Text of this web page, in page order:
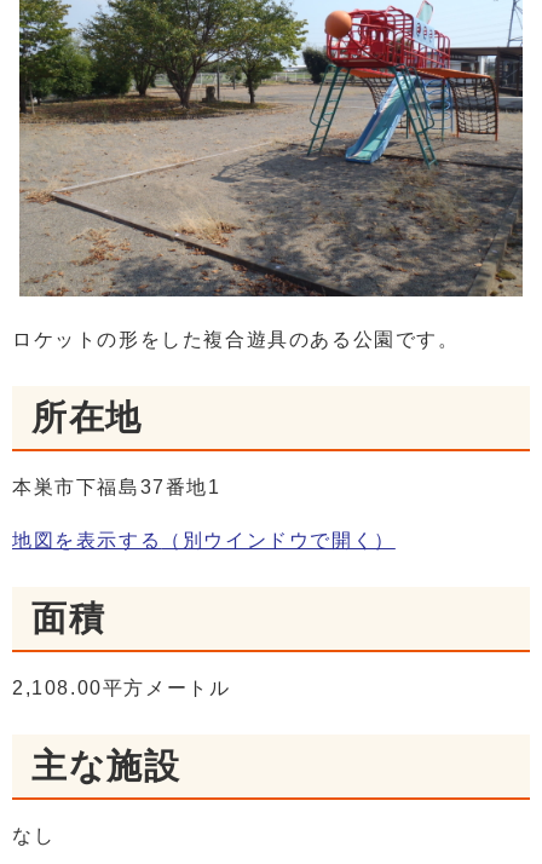
ロケットの形をした複合遊具のある公園です。
所在地
本巣市下福島37番地1
地図を表示する （別ウインドウで開く）
面積
2,108.00平方メートル
主な施設
なし